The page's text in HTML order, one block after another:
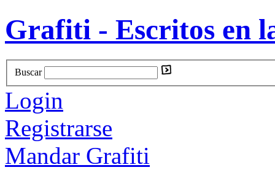
Grafiti - Escritos en
Buscar
Login
Registrarse
Mandar Grafiti